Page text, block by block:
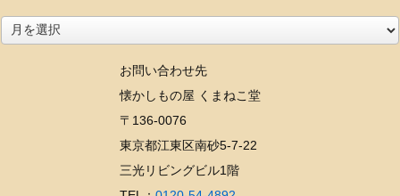
お問い合わせ先
懐かしもの屋 くまねこ堂
〒136-0076
東京都江東区南砂5-7-22
三光リビングビル1階